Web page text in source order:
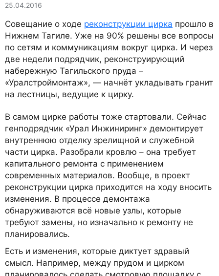
25.04.2016
Совещание о ходе реконструкции цирка прошло в
Нижнем Тагиле. Уже на 90% решены все вопросы
по сетям и коммуникациям вокруг цирка. И через
две недели подрядчик, реконструирующий
набережную Тагильского пруда –
«Уралстроймонтаж», — начнёт укладывать гранит
на лестницы, ведущие к цирку.
В самом цирке работы тоже стартовали. Сейчас
генподрядчик «Урал Инжиниринг» демонтирует
внутреннюю отделку зрелищной и служебной
части цирка. Разобрали кровлю – она требует
капитального ремонта с применением
современных материалов. Вообще, в проект
реконструкции цирка приходится на ходу вносить
изменения. В процессе демонтажа
обнаруживаются всё новые узлы, которые
требуют замены, но изначально к ремонту не
планировались.
Есть и изменения, которые диктует здравый
смысл. Например, между прудом и цирком